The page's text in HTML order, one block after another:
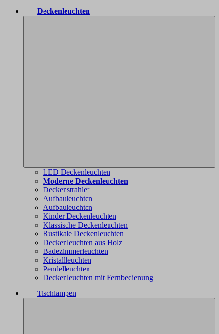
Deckenleuchten
LED Deckenleuchten
Moderne Deckenleuchten
Deckenstrahler
Aufbauleuchten
Aufbauleuchten
Kinder Deckenleuchten
Klassische Deckenleuchten
Rustikale Deckenleuchten
Deckenleuchten aus Holz
Badezimmerleuchten
Kristallleuchten
Pendelleuchten
Deckenleuchten mit Fernbedienung
Tischlampen